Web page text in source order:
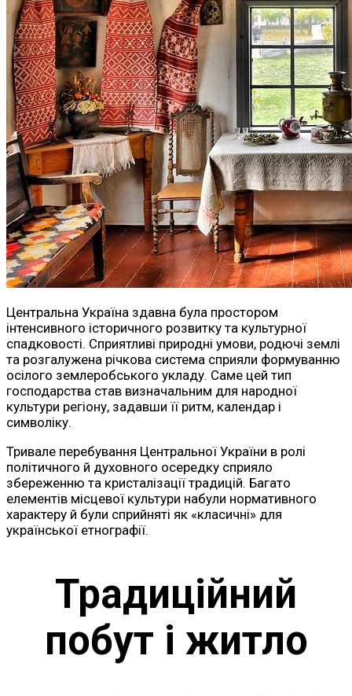
Центральна Україна здавна була простором
інтенсивного історичного розвитку та культурної
спадковості. Сприятливі природні умови, родючі землі
та розгалужена річкова система сприяли формуванню
осілого землеробського укладу. Саме цей тип
господарства став визначальним для народної
культури регіону, задавши її ритм, календар і
символіку.
Тривале перебування Центральної України в ролі
політичного й духовного осередку сприяло
збереженню та кристалізації традицій. Багато
елементів місцевої культури набули нормативного
характеру й були сприйняті як «класичні» для
української етнографії.
Традиційний
побут і житло